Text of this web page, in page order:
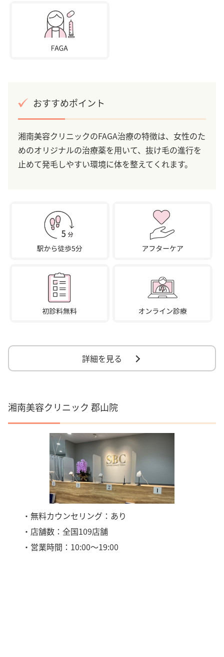
おすすめポイント
湘南美容クリニックのFAGA治療の特徴は、女性のた
めのオリジナルの治療薬を用いて、抜け毛の進行を
止めて発毛しやすい環境に体を整えてくれます。
詳細を見る
湘南美容クリニック 郡山院
・無料カウンセリング：あり
・店舗数：全国109店舗
・営業時間：10:00〜19:00